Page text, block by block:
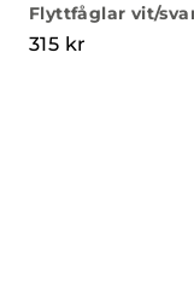
Flyttfåglar vit/
315 kr